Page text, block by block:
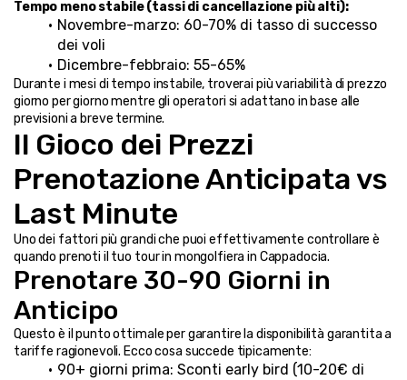
Tempo meno stabile (tassi di cancellazione più alti):
Novembre-marzo: 60-70% di tasso di successo
dei voli
Dicembre-febbraio: 55-65%
Durante i mesi di tempo instabile, troverai più variabilità di prezzo
giorno per giorno mentre gli operatori si adattano in base alle
previsioni a breve termine.
Il Gioco dei Prezzi
Prenotazione Anticipata vs
Last Minute
Uno dei fattori più grandi che puoi effettivamente controllare è
quando prenoti il tuo tour in mongolfiera in Cappadocia.
Prenotare 30-90 Giorni in
Anticipo
Questo è il punto ottimale per garantire la disponibilità garantita a
tariffe ragionevoli. Ecco cosa succede tipicamente:
90+ giorni prima: Sconti early bird (10-20€ di